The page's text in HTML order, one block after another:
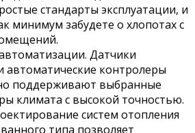
стандарты эксплуатации, и
минимум забудете о хлопотах с
Датчики
автоматические контролеры
поддерживают выбранные
климата с высокой точностью.
систем отопления
типа позволяет